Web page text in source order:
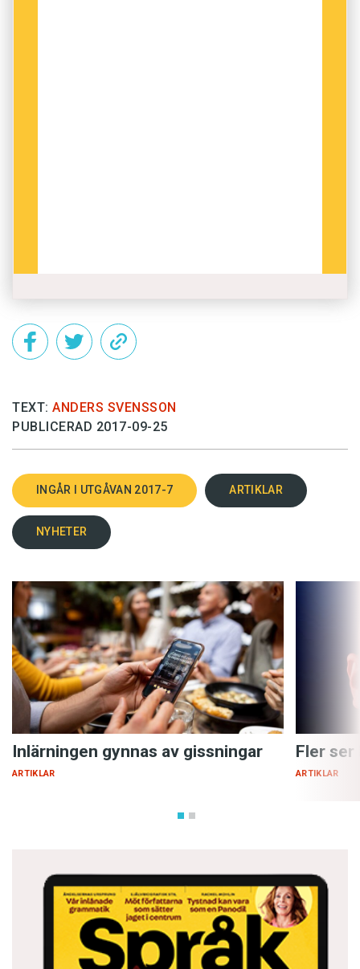
TEXT: ANDERS SVENSSON
PUBLICERAD 2017-09-25
INGÅR I UTGÅVAN 2017-7 ARTIKLAR
NYHETER
Inlärningen gynnas av gissningar
ARTIKLAR
Fler
ARTIKLAR